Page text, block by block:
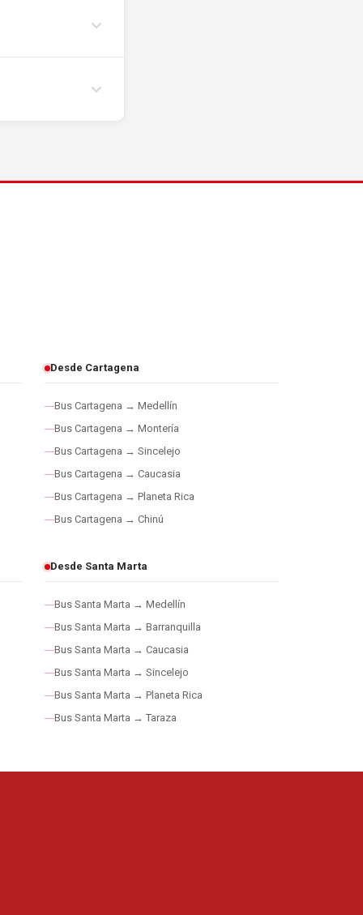
Desde Cartagena
Bus Cartagena → Medellín
Bus Cartagena → Montería
Bus Cartagena → Sincelejo
Bus Cartagena → Caucasia
Bus Cartagena → Planeta Rica
Bus Cartagena → Chinú
Desde Santa Marta
Bus Santa Marta → Medellín
Bus Santa Marta → Barranquilla
Bus Santa Marta → Caucasia
Bus Santa Marta → Sincelejo
Bus Santa Marta → Planeta Rica
Bus Santa Marta → Taraza